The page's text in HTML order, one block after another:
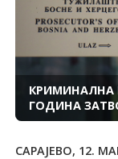
КРИМИНАЛНА
ГОДИНА
САРАЈЕВО, 12.